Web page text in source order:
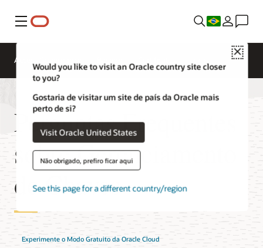
Menu
Close
Would you like to visit an Oracle country site closer
to you?
Gostaria de visitar um site de país da Oracle mais
perto de si?
Visit Oracle United States
Não obrigado, prefiro ficar aqui
See this page for a different country/region
Access Governance
Perguntas Frequentes
sobre Gerenciamento
de Chaves
Experimente o Modo Gratuito da Oracle Cloud